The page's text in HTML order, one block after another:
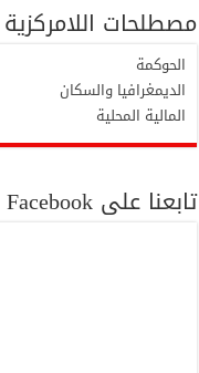
مصطلحات اللامركزية
الحوكمة
الديمغرافيا والسكان
المالية المحلية
تابعنا على Facebook